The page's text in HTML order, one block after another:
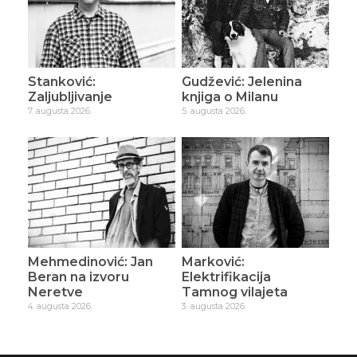
Stanković:
Zaljubljivanje
7. augusta 2026.
Gudžević: Jelenina
knjiga o Milanu
5. augusta 2026.
Mehmedinović: Jan
Beran na izvoru
Neretve
4. augusta 2026.
Marković:
Elektrifikacija
Tamnog vilajeta
3. augusta 2026.